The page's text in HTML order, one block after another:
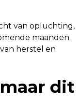
van opluchting,
maanden
herstel en
dit